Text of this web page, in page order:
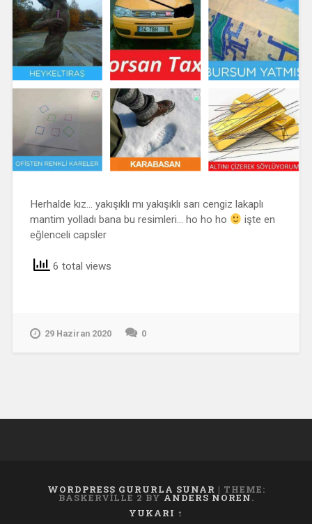
Herhalde kız… yakışıklı mı yakışıklı sarı cengiz lakaplı
mantim yolladı bana bu resimleri… ho ho ho
işte en
eğlenceli capsler
6 total views
29 Haziran 2020 0
WORDPRESS GURURLA SUNAR | THEME:
BASKERVILLE 2 BY ANDERS NOREN.
YUKARI ↑